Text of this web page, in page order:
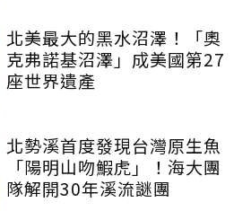
北美最大的黑水沼澤！「奧
克弗諾基沼澤」成美國第27
座世界遺產
北勢溪首度發現台灣原生魚
「陽明山吻鰕虎」！海大團
隊解開30年溪流謎團